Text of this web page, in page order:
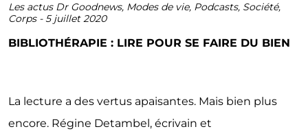
Les actus Dr Goodnews, Modes de vie, Podcasts, Société,
Corps-5 juillet 2020
BIBLIOTHÉRAPIE : LIRE POUR SE FAIRE DU BIEN
La lecture a des vertus apaisantes. Mais bien plus
encore. Régine Detambel, écrivain et